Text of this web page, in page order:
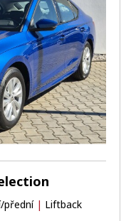
přední | Liftback